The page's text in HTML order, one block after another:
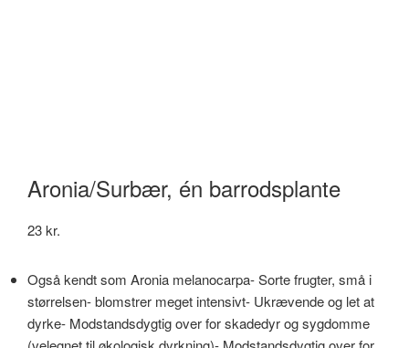
Aronia/Surbær, én barrodsplante
23kr.
Også kendt som Aronia melanocarpa- Sorte frugter, små i
størrelsen- blomstrer meget intensivt- Ukrævende og let at
dyrke- Modstandsdygtig over for skadedyr og sygdomme